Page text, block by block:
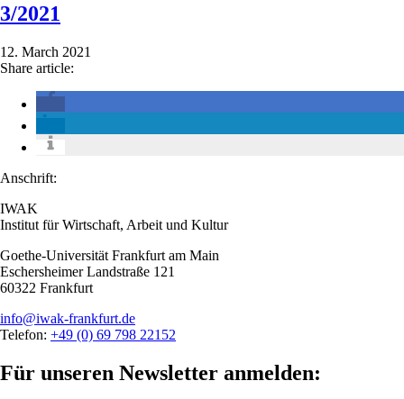
3/2021
12. March 2021
Share article:
Anschrift:
IWAK
Institut für Wirtschaft, Arbeit und Kultur
Goethe-Universität Frankfurt am Main
Eschersheimer Landstraße 121
60322 Frankfurt
info@iwak-frankfurt.de
Telefon: +49 (0) 69 798 22152
Für unseren Newsletter anmelden: